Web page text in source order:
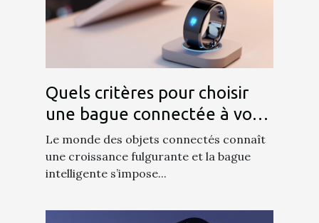
Quels critères pour choisir
une bague connectée à vos
besoins ?
Le monde des objets connectés connaît
une croissance fulgurante et la bague
intelligente s’impose...